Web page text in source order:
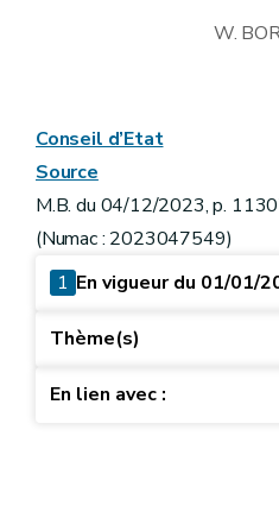
W.
Conseil d’Etat
Source
M.B. du 04/12/2023, p.
(Numac : 2023047549)
1 En vigueur du 01/01/
Thème(s)
En lien avec :